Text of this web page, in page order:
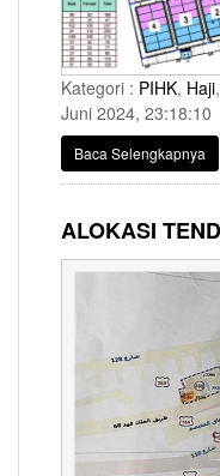
Kategori : PIHK, Haji,
Juni 2024, 23:18:10
Baca Selengkapnya